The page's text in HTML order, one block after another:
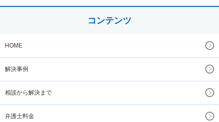
コンテンツ
HOME
解決事例
相談から解決まで
弁護士料金